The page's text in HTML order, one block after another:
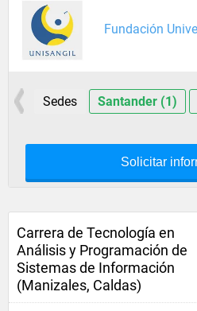
Fundación
Sedes Santander (1)
Solicitar
Carrera de Tecnología en
Análisis y Programación de
Sistemas de Información
(Manizales, Caldas)